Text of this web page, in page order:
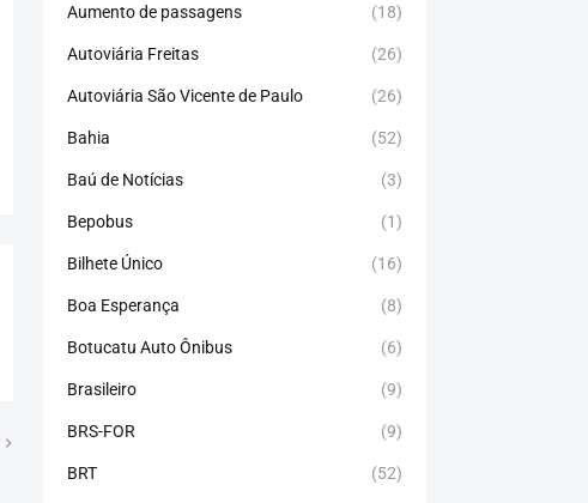
Aumento de passagens (18)
Autoviária Freitas (26)
Autoviária São Vicente de Paulo (26)
Bahia (52)
Baú de Notícias (3)
Bepobus (1)
Bilhete Único (16)
Boa Esperança (8)
Botucatu Auto Ônibus (6)
Brasileiro (9)
BRS-FOR (9)
BRT (52)